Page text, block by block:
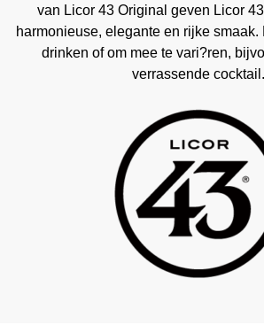
van Licor 43 Original geven Licor
harmonieuse, elegante en rijke
drinken of om mee te vari?ren,
verrassende cocktail.